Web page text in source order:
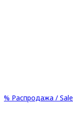
% Распродажа / Sale